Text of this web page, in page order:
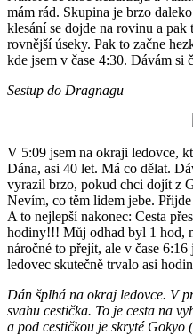
mám rád. Skupina je brzo
klesání se dojde na rovinu a
rovnější úseky. Pak to začne
kde jsem v čase 4:30. Dávám si
Sestup do Dragnagu
V 5:09 jsem na okraji ledovce,
Dána, asi 40 let. Má co dělat.
vyrazil brzo, pokud chci dojít z
Nevím, co těm lidem jebe.
A to nejlepší nakonec: Cesta
hodiny!!! Můj odhad byl 1 hod,
náročné to přejít, ale v čase
ledovec skutečně trvalo asi
Dán šplhá na okraj ledovce. V
svahu cestička. To je cesta na
a pod cestičkou je skryté Gokyo